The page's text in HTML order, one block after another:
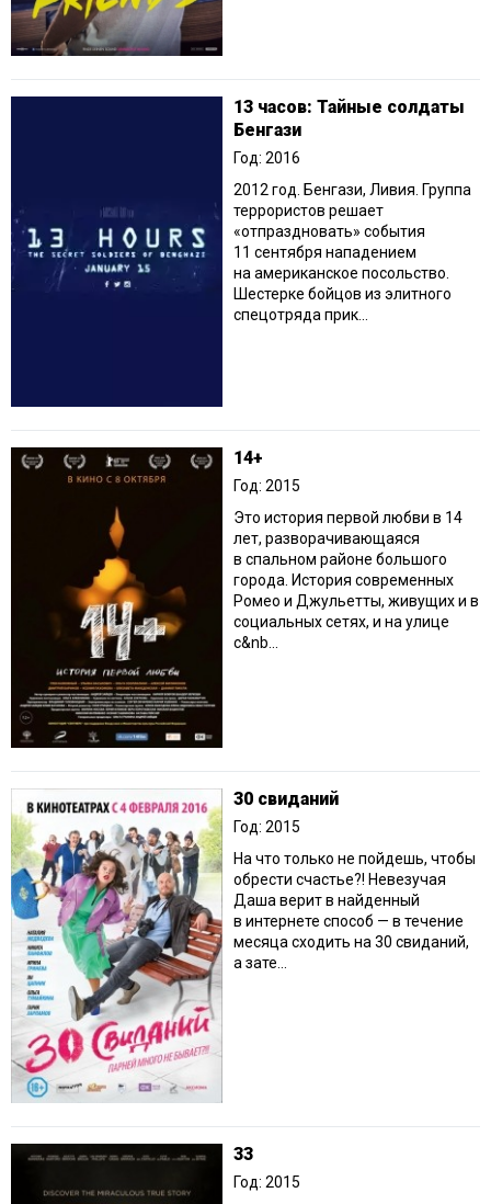
13 часов: Тайные солдаты
Бенгази
Год: 2016
2012 год. Бенгази, Ливия. Группа
террористов решает
«отпраздновать» события
11 сентября нападением
на американское посольство.
Шестерке бойцов из элитного
спецотряда прик...
14+
Год: 2015
Это история первой любви в 14
лет, разворачивающаяся
в спальном районе большого
города. История современных
Ромео и Джульетты, живущих и в
социальных сетях, и на улице
с&nb...
30 свиданий
Год: 2015
На что только не пойдешь, чтобы
обрести счастье?! Невезучая
Даша верит в найденный
в интернете способ — в течение
месяца сходить на 30 свиданий,
а зате...
33
Год: 2015